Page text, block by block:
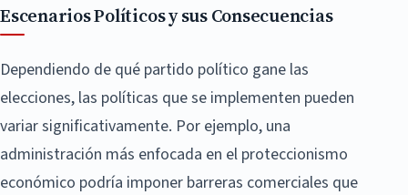
Escenarios Políticos y sus Consecuencias
Dependiendo de qué partido político gane las
elecciones, las políticas que se implementen pueden
variar significativamente. Por ejemplo, una
administración más enfocada en el proteccionismo
económico podría imponer barreras comerciales que